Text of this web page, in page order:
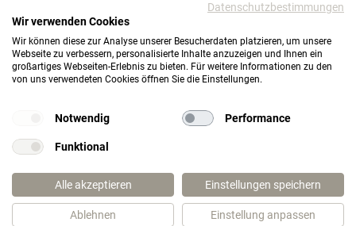
Barrierefreiheit
Datenschutz
Impressum
© 2026 Huber Naturstein®
Datenschutzbestimmungen
Wir verwenden Cookies
Wir können diese zur Analyse unserer Besucherdaten platzieren, um unsere
Webseite zu verbessern, personalisierte Inhalte anzuzeigen und Ihnen ein
großartiges Webseiten-Erlebnis zu bieten. Für weitere Informationen zu den
von uns verwendeten Cookies öffnen Sie die Einstellungen.
Notwendig Performance
Funktional
Alle akzeptieren Einstellungen speichern
Ablehnen Einstellung anpassen